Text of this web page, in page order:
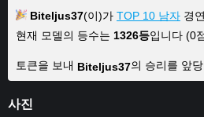
Biteljus37(이)가 TOP 10 남자 경
현재 모델의 등수는 1326등입니다 (0
토큰을 보내 Biteljus37의 승리를 앞당
사진